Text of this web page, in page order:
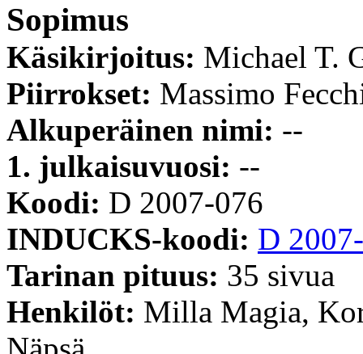
Sopimus
Käsikirjoitus: Michael T.
Piirrokset: Massimo
Alkuperäinen nimi: --
1. julkaisuvuosi: --
Koodi: D 2007-076
INDUCKS-koodi: D
Tarinan pituus: 35 sivua
Henkilöt: Milla Magia,